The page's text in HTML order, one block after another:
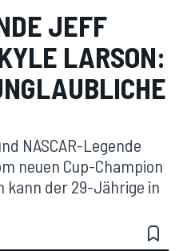
JEFF
LARSON:
NASCAR-Legende
neuen Cup-Champion
kann der 29-Jährige in